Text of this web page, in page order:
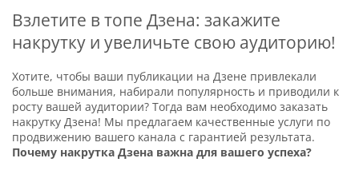
Взлетите в топе Дзена: закажите
накрутку и увеличьте свою аудиторию!
Хотите, чтобы ваши публикации на Дзене привлекали
больше внимания, набирали популярность и приводили к
росту вашей аудитории? Тогда вам необходимо заказать
накрутку Дзена! Мы предлагаем качественные услуги по
продвижению вашего канала с гарантией результата.
Почему накрутка Дзена важна для вашего успеха?